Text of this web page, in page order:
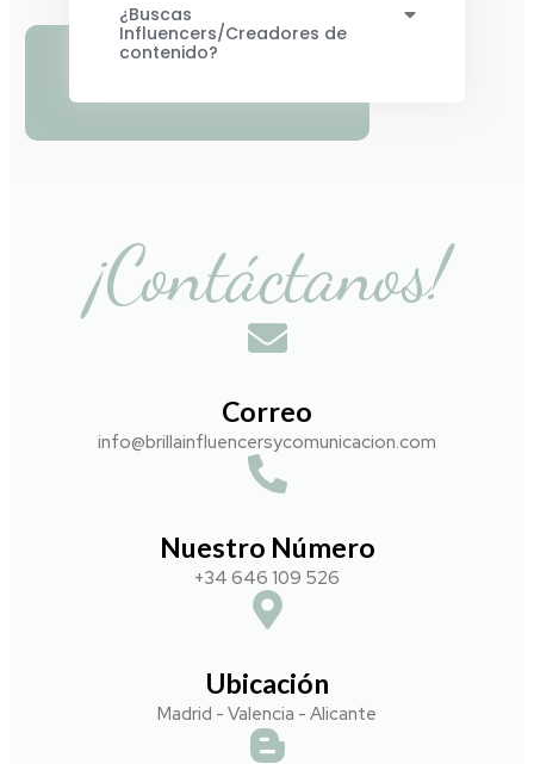
¿Buscas
Influencers/Creadores de
contenido?
¡Contáctanos!
Correo
info@brillainfluencersycomunicacion.com​
Nuestro Número
+34 646 109 526
Ubicación
Madrid - Valencia - Alicante